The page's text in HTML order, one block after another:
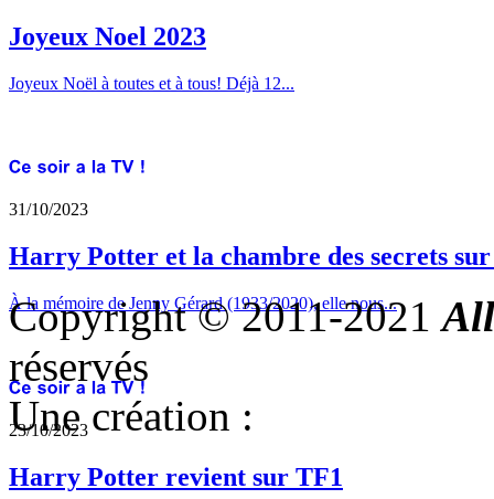
Joyeux Noel 2023
Joyeux Noël à toutes et à tous! Déjà 12...
31/10/2023
Harry Potter et la chambre des secrets
À la mémoire de Jenny Gérard (1933/2020), elle nous...
23/10/2023
Harry Potter revient sur TF1
Copyright © 2011-2021
réservés
Une création :